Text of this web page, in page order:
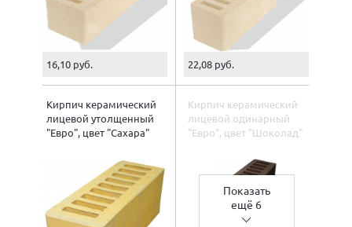
16,10 руб. 22,08 руб.
Кирпич керамический
лицевой утолщенный
"Евро", цвет "Сахара"
Кирпич керамический
лицевой одинарный
"Евро", цвет "Шоколад"
Показать
ещё 6